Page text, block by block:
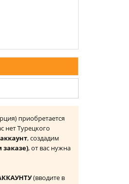
приобретается
нет Турецкого
, создадим
заказе), от вас нужна
(вводите в